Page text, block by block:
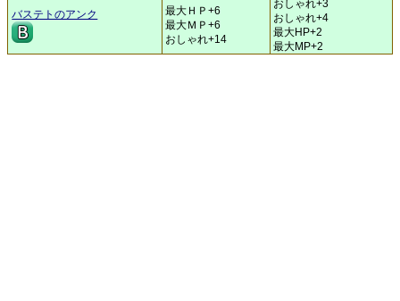
バステトのアンク
最大ＨＰ+6
最大ＭＰ+6
おしゃれ+14
おしゃれ+3
おしゃれ+4
最大HP+2
最大MP+2